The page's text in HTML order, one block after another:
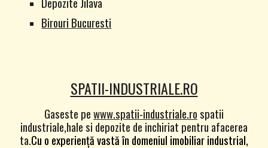
Birouri Bucuresti
SPATII-INDUSTRIALE.RO
Gaseste pewww.spatii-industriale.rospatii
industriale,hale si depozite de inchiriat pentru afacerea
ta.Cu o experiență vastă în domeniul imobiliar industrial,